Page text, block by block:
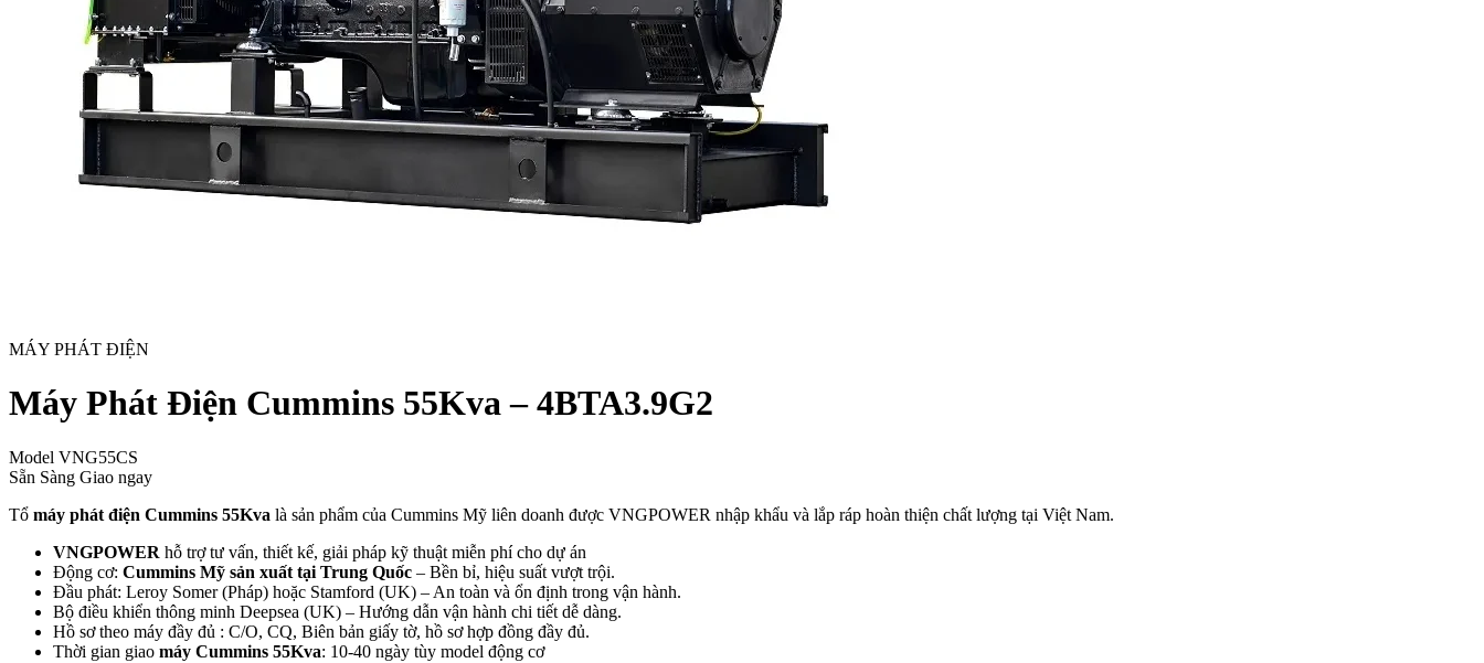
MÁY PHÁT ĐIỆN
Máy Phát Điện Cummins 55Kva – 4BTA3.9G2
Model VNG55CS
Sẵn Sàng Giao ngay
Tổ máy phát điện Cummins 55Kva là sản phẩm của Cummins Mỹ liên doanh được VNGPOWER nhập khẩu và lắp ráp hoàn thiện chất lượng tại Việt Nam.
VNGPOWER hỗ trợ tư vấn, thiết kế, giải pháp kỹ thuật miễn phí cho dự án
Động cơ: Cummins Mỹ sản xuất tại Trung Quốc – Bền bỉ, hiệu suất vượt trội.
Đầu phát: Leroy Somer (Pháp) hoặc Stamford (UK) – An toàn và ổn định trong vận hành.
Bộ điều khiển thông minh Deepsea (UK) – Hướng dẫn vận hành chi tiết dễ dàng.
Hồ sơ theo máy đầy đủ : C/O, CQ, Biên bản giấy tờ, hồ sơ hợp đồng đầy đủ.
Thời gian giao máy Cummins 55Kva: 10-40 ngày tùy model động cơ